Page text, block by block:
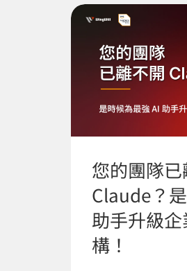
您的團隊
Claude？
助手升級
構！